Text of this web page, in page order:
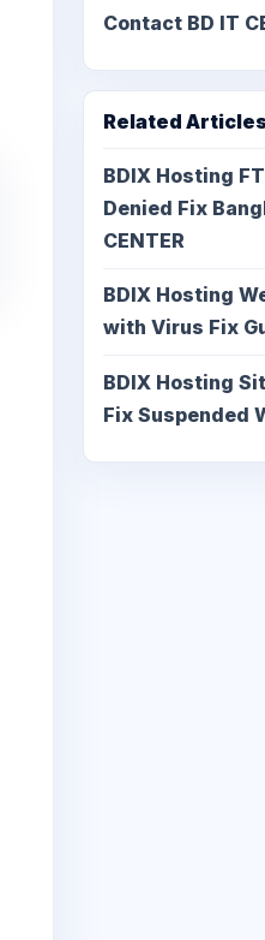
Contact BD IT
Related
BDIX Hosting
Denied Fix
CENTER
BDIX Hosting
with Virus Fix
BDIX Hosting
Fix Suspended